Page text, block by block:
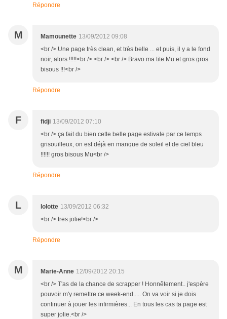
Répondre
M Mamounette 13/09/2012 09:08
<br /> Une page très clean, et très belle ... et puis, il y a le fond
noir, alors !!!!!<br /> <br /> <br /> Bravo ma tite Mu et gros gros
bisous !!!<br />
Répondre
F fidji 13/09/2012 07:10
<br /> ça fait du bien cette belle page estivale par ce temps
grisouilleux, on est déjà en manque de soleil et de ciel bleu
!!!!!! gros bisous Mu<br />
Répondre
L lolotte 13/09/2012 06:32
<br /> tres jolie!<br />
Répondre
M Marie-Anne 12/09/2012 20:15
<br /> T'as de la chance de scrapper ! Honnêtement.. j'espère
pouvoir m'y remettre ce week-end..... On va voir si je dois
continuer à jouer les infirmières... En tous les cas ta page est
super jolie.<br />